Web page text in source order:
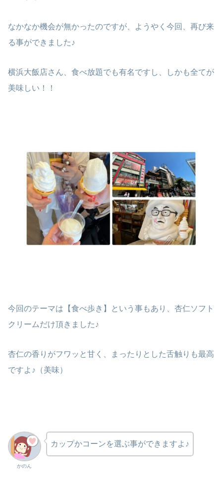
なかなか機会が無かったのですが、ようやく今回、再び来
る事ができました♪
横浜大飯店さん、食べ放題でも有名ですし、しかも全てが
美味しい！！
今回のテーマは【食べ歩き】という事もあり、杏仁ソフト
クリームだけ頂きました♪
杏仁の香りがフワッと甘く、まったりとした舌触りも最高
ですよ♪（美味）
かのん
カップかコーンを選ぶ事ができますよ♪